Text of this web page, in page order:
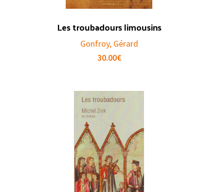
Les troubadours limousins
Gonfroy, Gérard
30.00€